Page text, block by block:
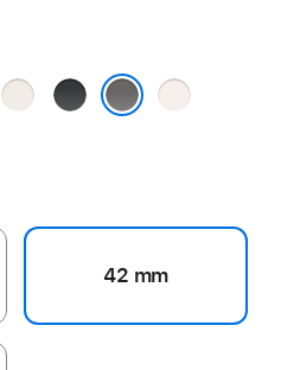
GalassiaNero
Rosa
42 mm